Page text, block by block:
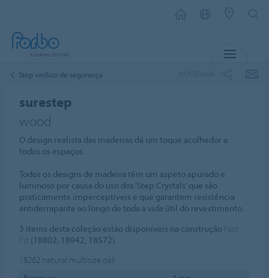
Step vinílico de segurança
surestep
wood
O design realista das madeiras dá um toque acolhedor a
todos os espaços.
Todos os designs de madeira têm um aspeto apurado e
luminoso por causa do uso dos ‘Step Crystals’ que são
praticamente imperceptíveis e que garantem resistência
antiderrapante ao longo de toda a vida útil do revestimento.
3 items desta coleção estão disponíveis na construção
(18802, 18942, 18572).
18262 natural multisize oak